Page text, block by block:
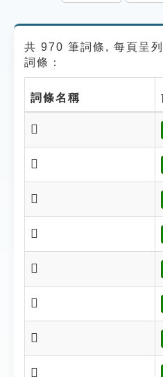
貓頭鷹博士
共 970 筆詞條, 每頁呈列
詞條：
詞條名稱
𠏃
𠏄
𠏇
𠏈
𠏊
𠏔
𠏖
𠏗